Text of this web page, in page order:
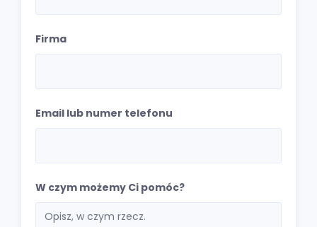
Firma
Email lub numer telefonu
W czym możemy Ci pomóc?